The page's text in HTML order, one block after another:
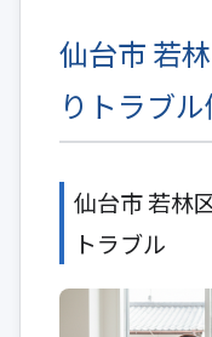
仙台市 若
りトラブ
仙台市 若林
トラブル